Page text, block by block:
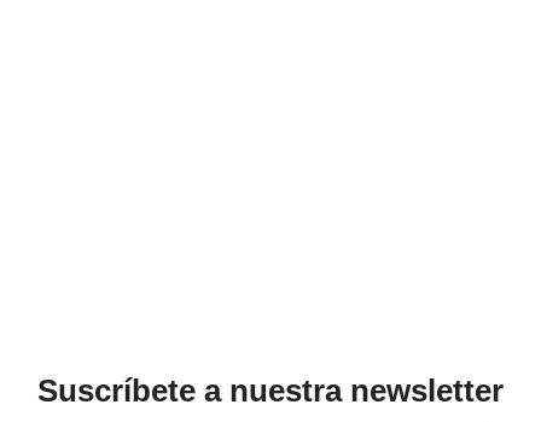
Suscríbete a nuestra newsletter